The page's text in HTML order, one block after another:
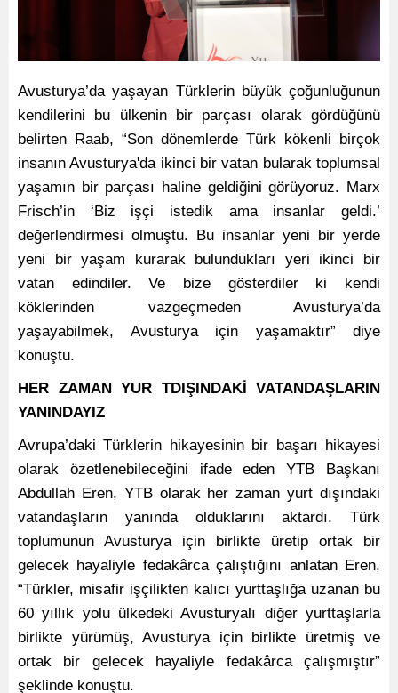
Avusturya’da yaşayan Türklerin büyük çoğunluğunun
kendilerini bu ülkenin bir parçası olarak gördüğünü
belirten Raab, “Son dönemlerde Türk kökenli birçok
insanın Avusturya'da ikinci bir vatan bularak toplumsal
yaşamın bir parçası haline geldiğini görüyoruz. Marx
Frisch’in ‘Biz işçi istedik ama insanlar geldi.’
değerlendirmesi olmuştu. Bu insanlar yeni bir yerde
yeni bir yaşam kurarak bulundukları yeri ikinci bir
vatan edindiler. Ve bize gösterdiler ki kendi
köklerinden vazgeçmeden Avusturya’da
yaşayabilmek, Avusturya için yaşamaktır” diye
konuştu.
HER ZAMAN YUR TDIŞINDAKİ VATANDAŞLARIN
YANINDAYIZ
Avrupa’daki Türklerin hikayesinin bir başarı hikayesi
olarak özetlenebileceğini ifade eden YTB Başkanı
Abdullah Eren, YTB olarak her zaman yurt dışındaki
vatandaşların yanında olduklarını aktardı. Türk
toplumunun Avusturya için birlikte üretip ortak bir
gelecek hayaliyle fedakârca çalıştığını anlatan Eren,
“Türkler, misafir işçilikten kalıcı yurttaşlığa uzanan bu
60 yıllık yolu ülkedeki Avusturyalı diğer yurttaşlarla
birlikte yürümüş, Avusturya için birlikte üretmiş ve
ortak bir gelecek hayaliyle fedakârca çalışmıştır”
şeklinde konuştu.